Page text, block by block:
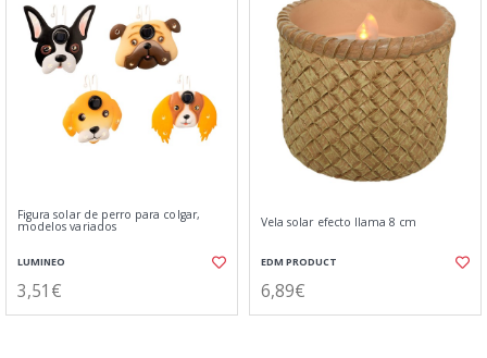
Figura solar de perro para colgar,
modelos variados
LUMINEO
3,51€
Vela solar efecto llama 8 cm
EDM PRODUCT
6,89€